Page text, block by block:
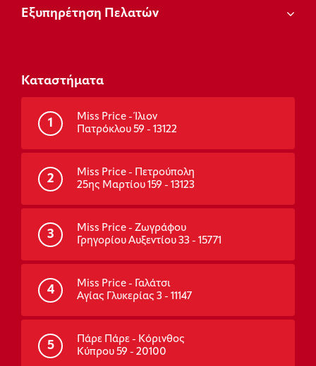
Εξυπηρέτηση Πελατών
Καταστήματα
1
Miss Price - Ίλιον
Πατρόκλου 59 - 13122
2
Miss Price - Πετρούπολη
25ης Μαρτίου 159 - 13123
3
Miss Price - Ζωγράφου
Γρηγορίου Αυξεντίου 33 - 15771
4
Miss Price - Γαλάτσι
Αγίας Γλυκερίας 3 - 11147
5
Πάρε Πάρε - Κόρινθος
Κύπρου 59 - 20100